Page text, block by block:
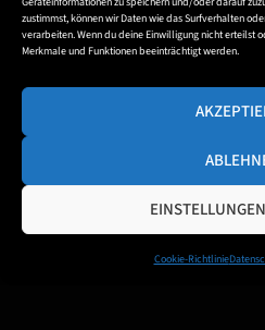
zustimmst, können wir Daten wie das Surfverhalten
verarbeiten. Wenn du deine Einwilligung nicht erteilst
Merkmale und Funktionen beeinträchtigt werden.
Cookie-Richtlinie
4. August